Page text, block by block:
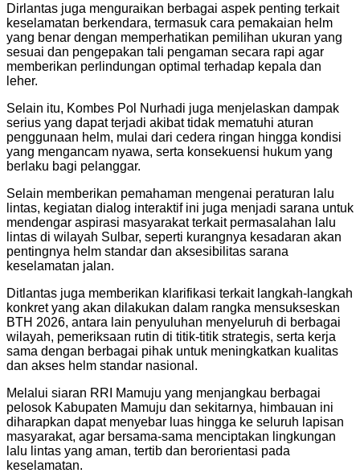
Dirlantas juga menguraikan berbagai aspek penting terkait
keselamatan berkendara, termasuk cara pemakaian helm
yang benar dengan memperhatikan pemilihan ukuran yang
sesuai dan pengepakan tali pengaman secara rapi agar
memberikan perlindungan optimal terhadap kepala dan
leher.
Selain itu, Kombes Pol Nurhadi juga menjelaskan dampak
serius yang dapat terjadi akibat tidak mematuhi aturan
penggunaan helm, mulai dari cedera ringan hingga kondisi
yang mengancam nyawa, serta konsekuensi hukum yang
berlaku bagi pelanggar.
Selain memberikan pemahaman mengenai peraturan lalu
lintas, kegiatan dialog interaktif ini juga menjadi sarana untuk
mendengar aspirasi masyarakat terkait permasalahan lalu
lintas di wilayah Sulbar, seperti kurangnya kesadaran akan
pentingnya helm standar dan aksesibilitas sarana
keselamatan jalan.
Ditlantas juga memberikan klarifikasi terkait langkah-langkah
konkret yang akan dilakukan dalam rangka mensukseskan
BTH 2026, antara lain penyuluhan menyeluruh di berbagai
wilayah, pemeriksaan rutin di titik-titik strategis, serta kerja
sama dengan berbagai pihak untuk meningkatkan kualitas
dan akses helm standar nasional.
Melalui siaran RRI Mamuju yang menjangkau berbagai
pelosok Kabupaten Mamuju dan sekitarnya, himbauan ini
diharapkan dapat menyebar luas hingga ke seluruh lapisan
masyarakat, agar bersama-sama menciptakan lingkungan
lalu lintas yang aman, tertib dan berorientasi pada
keselamatan.